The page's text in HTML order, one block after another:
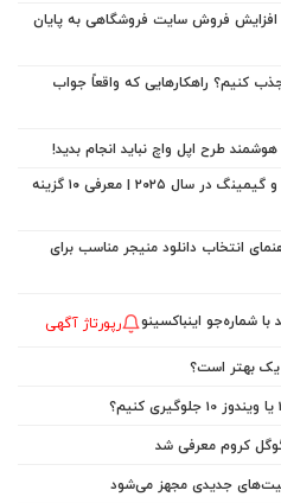
افزایش فروش سایت فروشگاهی به پایان
کنیم؟ راهکارهایی که واقعاً جواب
مناسب‌ترین کارت گرافیک برای بازی و گیمینگ در سال ۲۰۲۵ | معرفی ۱۰ گزینه
انتخاب دانلود منیجر مناسب برای
شماره‌جو اینباکسینو رپورتاژ آگهی
جدیدی مجهز می‌شود